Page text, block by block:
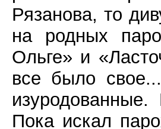
Рязанова, то
на родных
Ольге» и
все было
Пока искал